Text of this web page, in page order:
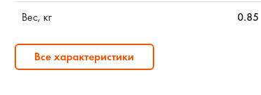
Вес, кг 0.85
Все характеристики